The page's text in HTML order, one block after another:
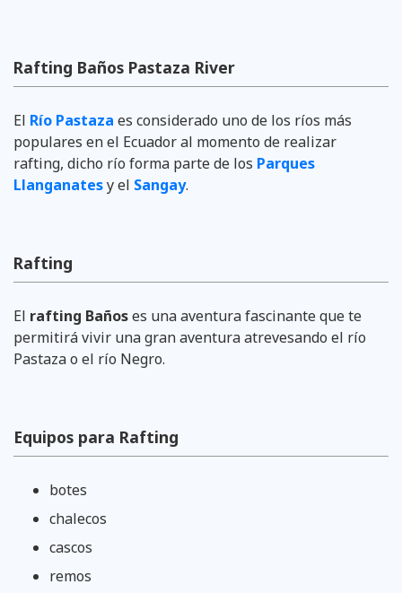
Rafting Baños Pastaza River
El Río Pastaza es considerado uno de los ríos más
populares en el Ecuador al momento de realizar
rafting, dicho río forma parte de los Parques
Llanganatesy el Sangay.
Rafting
El rafting Bañoses una aventura fascinante que te
permitirá vivir una gran aventura atrevesando el río
Pastaza o el río Negro.
Equipos para Rafting
botes
chalecos
cascos
remos